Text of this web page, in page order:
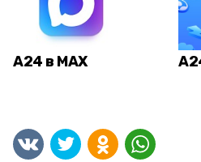
А24 в MAX